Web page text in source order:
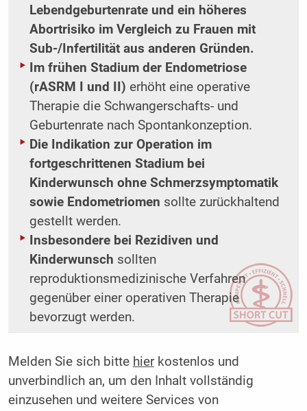
Lebendgeburtenrate und ein höheres
Abortrisiko im Vergleich zu Frauen mit
Sub-/Infertilität aus anderen Gründen.
Im frühen Stadium der Endometriose
(rASRM I und II) erhöht eine operative
Therapie die Schwangerschafts- und
Geburtenrate nach Spontankonzeption.
Die Indikation zur Operation im
fortgeschrittenen Stadium bei
Kinderwunsch ohne Schmerzsymptomatik
sowie Endometriomen sollte zurückhaltend
gestellt werden.
Insbesondere bei Rezidiven und
Kinderwunsch sollten
reproduktionsmedizinische Verfahren
gegenüber einer operativen Therapie
bevorzugt werden.
Melden Sie sich bitte hierkostenlos und
unverbindlich an, um den Inhalt vollständig
einzusehen und weitere Services von